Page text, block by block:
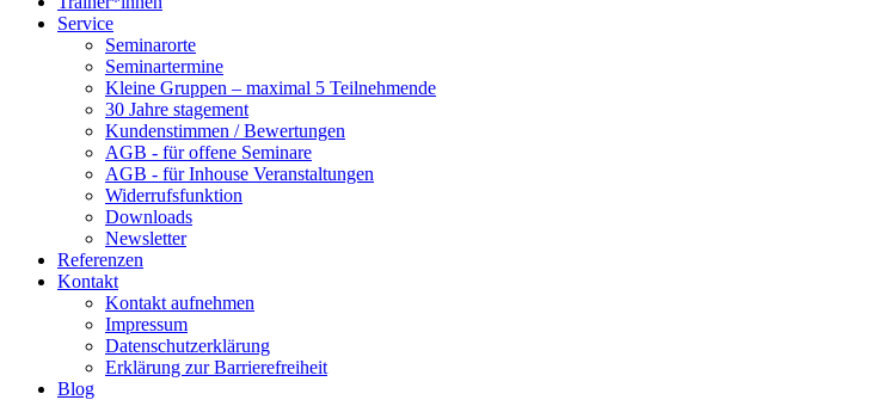
Service
Seminarorte
Seminartermine
Kleine Gruppen – maximal 5 Teilnehmende
30 Jahre stagement
Kundenstimmen / Bewertungen
AGB - für offene Seminare
AGB - für Inhouse Veranstaltungen
Widerrufsfunktion
Downloads
Newsletter
Referenzen
Kontakt
Kontakt aufnehmen
Impressum
Datenschutzerklärung
Erklärung zur Barrierefreiheit
Blog